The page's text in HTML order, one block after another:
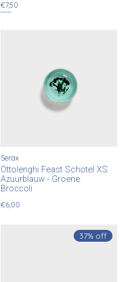
€7,50
€12,00
Serax
Ottolenghi Feast Schotel XS
Azuurblauw - Groene
Broccoli
€6,00
37% off